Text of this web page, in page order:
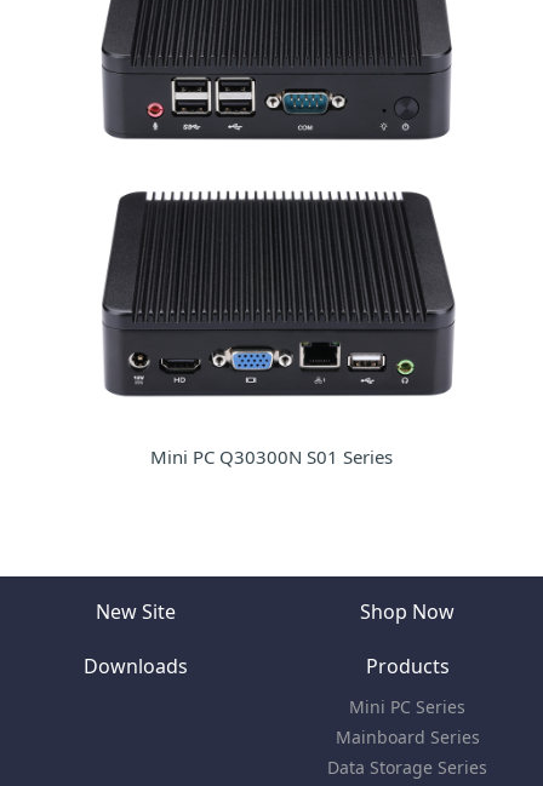
Mini PC Q30300N S01 Series
New Site Shop Now
Downloads Products
Mini PC Series
Mainboard Series
Data Storage Series